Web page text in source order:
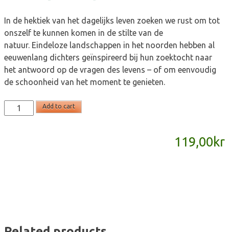
In de hektiek van het dagelijks leven zoeken we rust om tot
onszelf te kunnen komen in de stilte van de
natuur. Eindeloze landschappen in het noorden hebben al
eeuwenlang dichters geïnspireerd bij hun zoektocht naar
het antwoord op de vragen des levens – of om eenvoudig
de schoonheid van het moment te genieten.
Stiltepareltjes
(dutch)
Add to cart
119,00kr